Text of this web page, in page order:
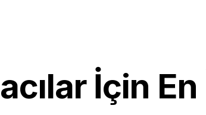
İçin En